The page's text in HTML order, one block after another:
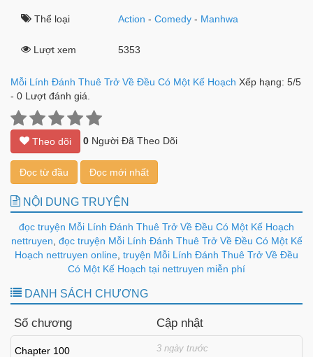
Thể loại Action -Comedy - Manhwa
Lượt xem 5353
Mỗi Lính Đánh Thuê Trở Về Đều Có Một Kế Hoạch Xếp hạng: 5/5
- 0 Lượt đánh giá.
Theo dõi 0 Người Đã Theo Dõi
Đọc từ đầu Đọc mới nhất
NỘI DUNG TRUYỆN
đọc truyện Mỗi Lính Đánh Thuê Trở Về Đều Có Một Kế Hoạch
nettruyen đọc truyện Mỗi Lính Đánh Thuê Trở Về Đều Có Một Kế
Hoạch nettruyen online truyện Mỗi Lính Đánh Thuê Trở Về Đều
Có Một Kế Hoạch tại nettruyen miễn phí
DANH SÁCH CHƯƠNG
Số chương Cập nhật
Chapter 100 3 ngày trước